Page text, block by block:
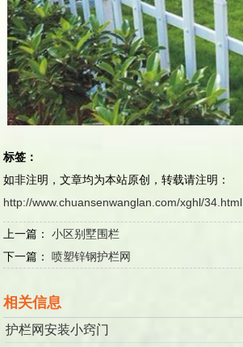
标签：
如非注明，文章均为本站原创，转载请注明：
http://www.chuansenwanglan.com/xghl/34.html
上一篇：小区别墅围栏
下一篇：喷塑锌钢护栏网
相关信息
护栏网安装小窍门